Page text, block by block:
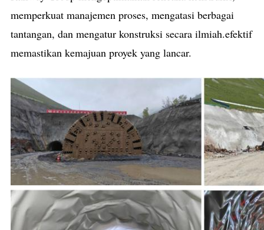
memperkuat manajemen proses, mengatasi berbagai
tantangan, dan mengatur konstruksi secara ilmiah.efektif
memastikan kemajuan proyek yang lancar.